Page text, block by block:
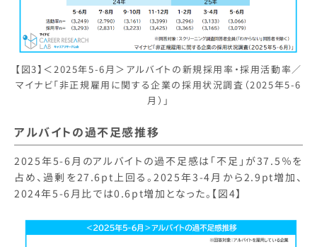
【図3】＜2025年5-6月＞アルバイトの新規採用率・採用活動率／
マイナビ「非正規雇用に関する企業の採用状況調査（2025年5-6
月）」
アルバイトの過不足感推移
2025年5-6月のアルバイトの過不足感は「不足」が37.5％を
占め、過剰を27.6pt上回る。2025年3-4月から2.9pt増加、
2024年5-6月比では0.6pt増加となった。【図4】